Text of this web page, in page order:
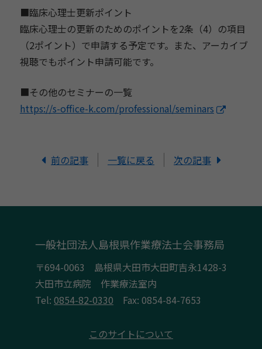
■臨床心理士更新ポイント
臨床心理士の更新のためのポイントを2条（4）の項目
（2ポイント）で申請する予定です。また、 アーカイブ
視聴でもポイント申請可能です。
■その他のセミナーの一覧
https://s-office-k.com/professional/seminars
前の記事 一覧に戻る 次の記事
一般社団法人島根県作業療法士会事務局
〒694-0063 島根県大田市大田町吉永1428-3
大田市立病院 作業療法室内
Tel: 0854-82-0330 Fax: 0854-84-7653
このサイトについて